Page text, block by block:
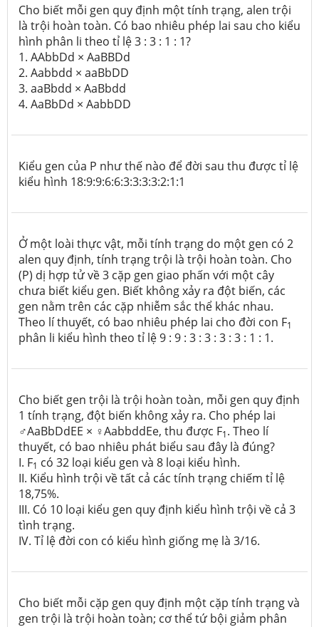
Cho biết mỗi gen quy định một tính trạng, alen trội
là trội hoàn toàn. Có bao nhiêu phép lai sau cho kiểu
hình phân li theo tỉ lệ 3 : 3 : 1 : 1?
1. AAbbDd × AaBBDd
2. Aabbdd × aaBbDD
3. aaBbdd × AaBbdd
4. AaBbDd × AabbDD
Kiểu gen của P như thế nào để đời sau thu được tỉ lệ
kiểu hình 18:9:9:6:6:3:3:3:3:2:1:1
Ở một loài thực vật, mỗi tính trạng do một gen có 2
alen quy định, tính trạng trội là trội hoàn toàn. Cho
(P) dị hợp tử về 3 cặp gen giao phấn với một cây
chưa biết kiểu gen. Biết không xảy ra đột biến, các
gen nằm trên các cặp nhiễm sắc thể khác nhau.
Theo lí thuyết, có bao nhiêu phép lai cho đời con F1
phân li kiểu hình theo tỉ lệ 9 : 9 : 3 : 3 : 3 : 3 : 1 : 1.
Cho biết gen trội là trội hoàn toàn, mỗi gen quy định
1 tính trạng, đột biến không xảy ra. Cho phép lai
♂AaBbDdEE × ♀AabbddEe, thu được F1. Theo lí
thuyết, có bao nhiêu phát biểu sau đây là đúng?
I. F1 có 32 loại kiểu gen và 8 loại kiểu hình.
II. Kiểu hình trội về tất cả các tính trạng chiếm tỉ lệ
18,75%.
III. Có 10 loại kiểu gen quy định kiểu hình trội về cả 3
tình trạng.
IV. Tỉ lệ đời con có kiểu hình giống mẹ là 3/16.
Cho biết mỗi cặp gen quy định một cặp tính trạng và
gen trội là trội hoàn toàn; cơ thể tứ bội giảm phân